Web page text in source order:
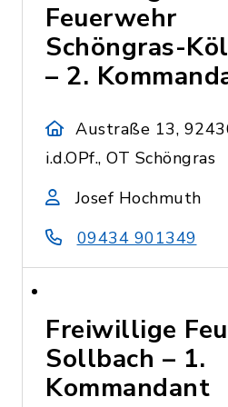
Feuerwehr
Schöngras-
– 2.
Austraße 13,
i.d.OPf., OT Schöngras
Josef Hochmuth
09434 901349
Freiwillige
Sollbach – 1.
Kommandant